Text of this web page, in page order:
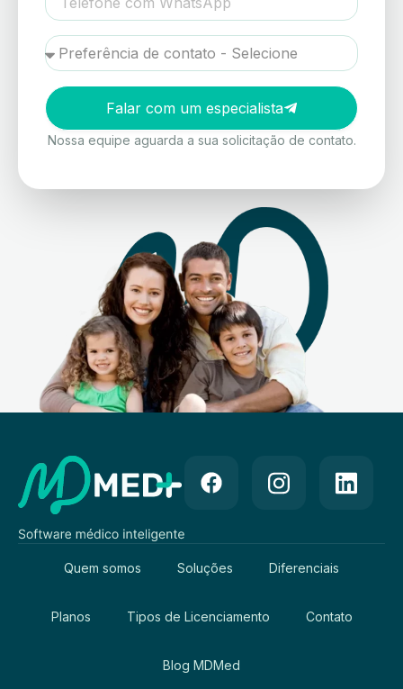
Falar com um especialista
Nossa equipe aguarda a sua solicitação de contato.
Quem somos Soluções Diferenciais
Planos Tipos de Licenciamento Contato
Blog MDMed